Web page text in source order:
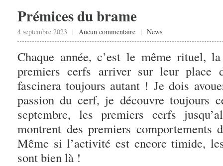
Prémices du brame
4 septembre 2023 | Aucun commentaire | News
Chaque année, c’est le même rituel,
premiers cerfs arriver sur leur place
fascinera toujours autant ! Je dois
passion du cerf, je découvre toujours
septembre, les premiers cerfs
montrent des premiers comportements
Même si l’activité est encore timide,
sont bien là !